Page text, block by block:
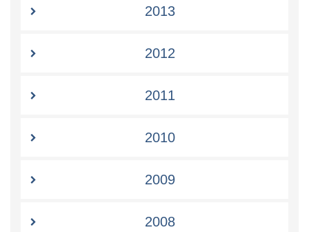
2013
2012
2011
2010
2009
2008